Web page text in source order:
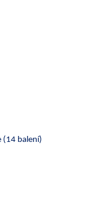
(14 balení)